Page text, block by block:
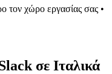
τον χώρο εργασίας σας •
σε Ιταλικά